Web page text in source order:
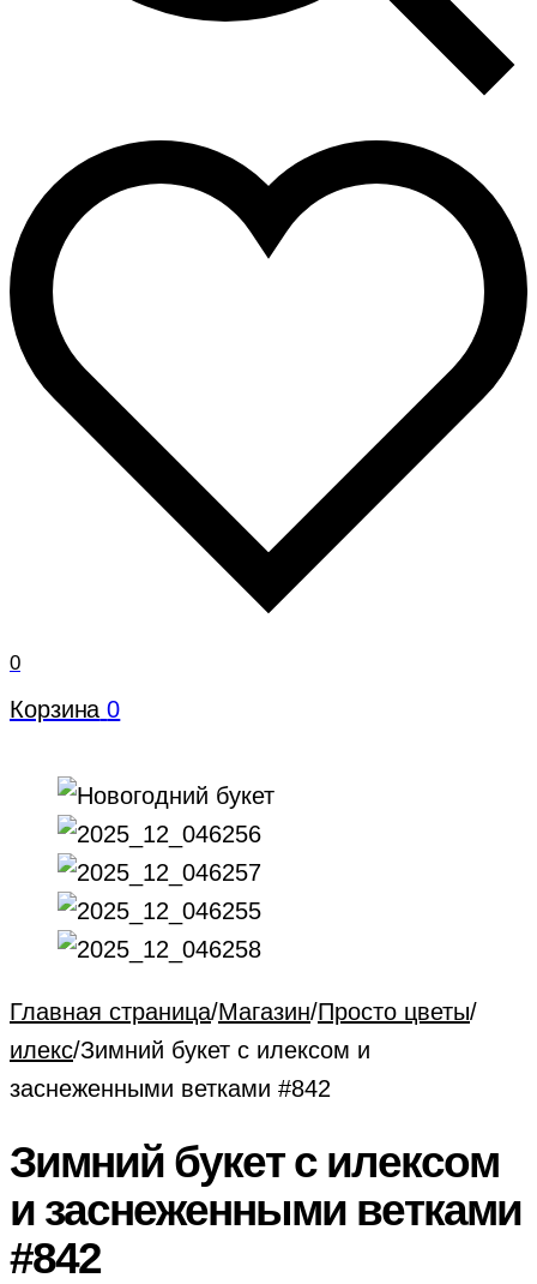
0
Корзина 0
Главная страница/Магазин/Просто цветы/
илекс/Зимний букет с илексом и
заснеженными ветками #842
Зимний букет с илексом
и заснеженными ветками
#842